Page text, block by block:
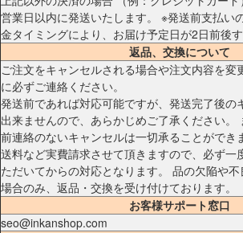
営業日以内に発送いたします。 ※発送前支払い
金タイミングにより、お届け予定日が2日前後す
返品、交換について
ご注文をキャンセルされる場合や注文内容を変
に必ずご連絡ください。
発送前であれば対応可能ですが、発送完了後の
出来ませんので、あらかじめご了承ください。
前連絡のないキャンセルは一切承ることができ
送料など実費請求させて頂きますので、必ず一
ただいてからの対応となります。 品の欠陥や
場合のみ、返品・交換を受け付けております。
お客様サポート窓口
seo@inkanshop.com